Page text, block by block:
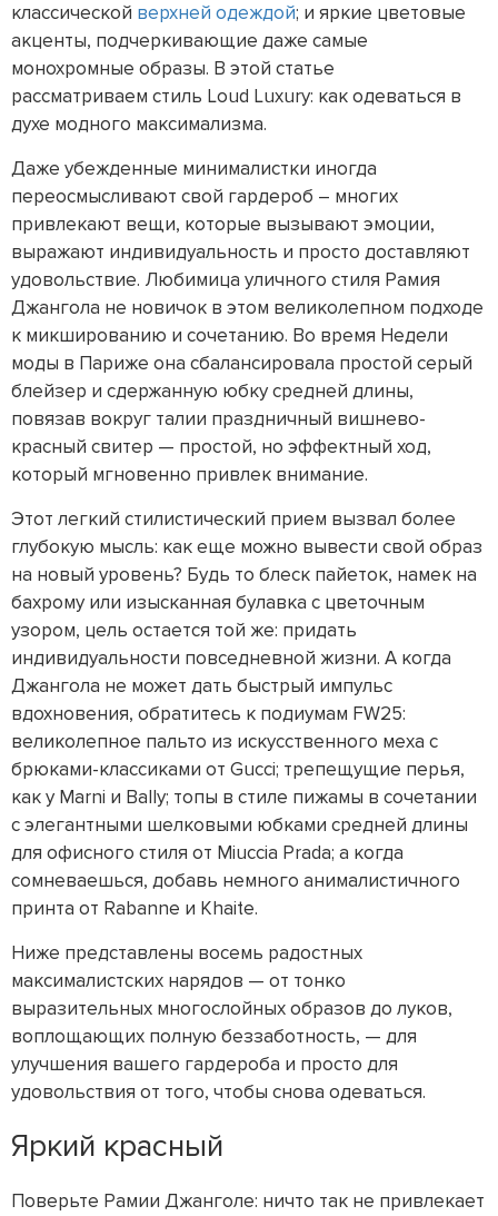
классической верхней одеждой; и яркие цветовые
акценты, подчеркивающие даже самые
монохромные образы. В этой статье
рассматриваем стиль Loud Luxury: как одеваться в
духе модного максимализма.
Даже убежденные минималистки иногда
переосмысливают свой гардероб – многих
привлекают вещи, которые вызывают эмоции,
выражают индивидуальность и просто доставляют
удовольствие. Любимица уличного стиля Рамия
Джангола не новичок в этом великолепном подходе
к микшированию и сочетанию. Во время Недели
моды в Париже она сбалансировала простой серый
блейзер и сдержанную юбку средней длины,
повязав вокруг талии праздничный вишнево-
красный свитер — простой, но эффектный ход,
который мгновенно привлек внимание.
Этот легкий стилистический прием вызвал более
глубокую мысль: как еще можно вывести свой образ
на новый уровень? Будь то блеск пайеток, намек на
бахрому или изысканная булавка с цветочным
узором, цель остается той же: придать
индивидуальности повседневной жизни. А когда
Джангола не может дать быстрый импульс
вдохновения, обратитесь к подиумам FW25:
великолепное пальто из искусственного меха с
брюками-классиками от Gucci; трепещущие перья,
как у Marni и Bally; топы в стиле пижамы в сочетании
с элегантными шелковыми юбками средней длины
для офисного стиля от Miuccia Prada; а когда
сомневаешься, добавь немного анималистичного
принта от Rabanne и Khaite.
Ниже представлены восемь радостных
максималистских нарядов — от тонко
выразительных многослойных образов до луков,
воплощающих полную беззаботность, — для
улучшения вашего гардероба и просто для
удовольствия от того, чтобы снова одеваться.
Яркий красный
Поверьте Рамии Джанголе: ничто так не привлекает